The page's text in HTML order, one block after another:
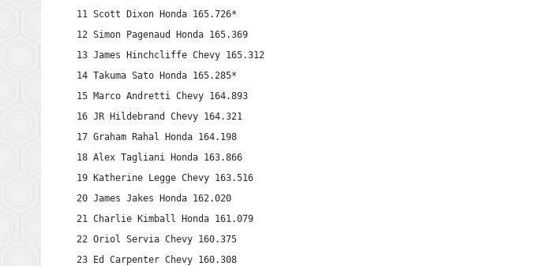
11 Scott Dixon Honda 165.726*
12 Simon Pagenaud Honda 165.369
13 James Hinchcliffe Chevy 165.312
14 Takuma Sato Honda 165.285*
15 Marco Andretti Chevy 164.893
16 JR Hildebrand Chevy 164.321
17 Graham Rahal Honda 164.198
18 Alex Tagliani Honda 163.866
19 Katherine Legge Chevy 163.516
20 James Jakes Honda 162.020
21 Charlie Kimball Honda 161.079
22 Oriol Servia Chevy 160.375
23 Ed Carpenter Chevy 160.308